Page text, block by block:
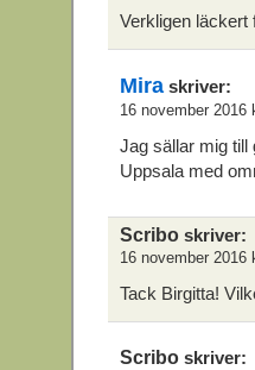
Verkligen läckert
Mira skriver:
16 november 2016
Jag sällar mig till
Uppsala med
Scribo skriver:
16 november 2016
Tack Birgitta!
Scribo skriver: